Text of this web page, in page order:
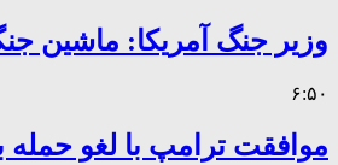
وزیر جنگ آمریکا: ماشین
۶:۵۰
موافقت ترامپ با لغو حمله